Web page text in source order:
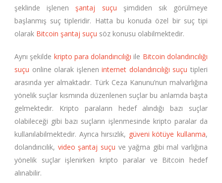
şeklinde işlenenşantaj suçu şimdiden sık görülmeye
başlanmış suç tipleridir. Hatta bu konuda özel bir suç tipi
olarak Bitcoin şantaj suçu söz konusu olabilmektedir.
Aynı şekilde kripto para dolandırıcılığı ile Bitcoin dolandırıcılığı
suçu online olarak işleneninternet dolandırıcılığı suçu tipleri
arasında yer almaktadır. Türk Ceza Kanunu’nun malvarlığına
yönelik suçlar kısmında düzenlenen suçlar bu anlamda başta
gelmektedir. Kripto paraların hedef alındığı bazı suçlar
olabileceği gibi bazı suçların işlenmesinde kripto paralar da
kullanılabilmektedir. Ayrıca hırsızlık, güveni kötüye kullanma,
dolandırıcılık, video şantaj suçu ve yağma gibi mal varlığına
yönelik suçlar işlenirken kripto paralar ve Bitcoin hedef
alınabilir.